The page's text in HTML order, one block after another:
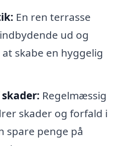
En ren terrasse
ud og
skabe en hyggelig
Regelmæssig
skader og forfald i
penge på